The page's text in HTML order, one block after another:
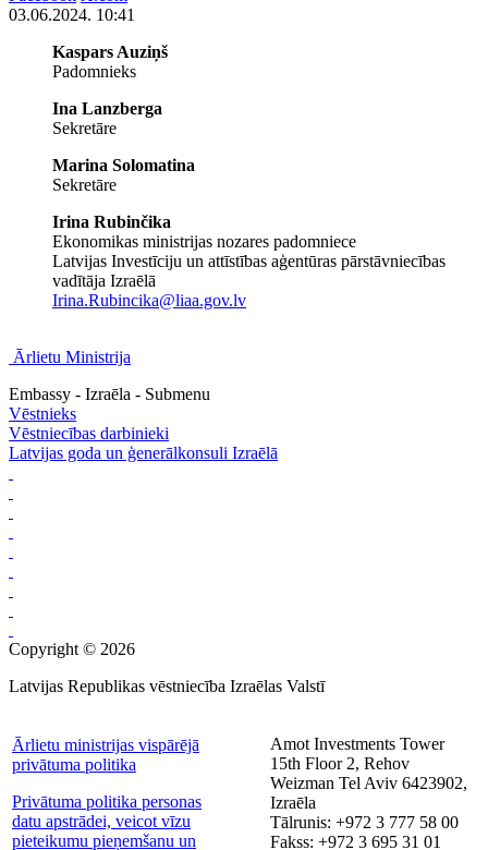
03.06.2024. 10:41
Kaspars Auziņš
Padomnieks
Ina Lanzberga
Sekretāre
Marina Solomatina
Sekretāre
Irina Rubinčika
Ekonomikas ministrijas nozares padomniece
Latvijas Investīciju un attīstības aģentūras pārstāvniecības
vadītāja Izraēlā
Irina.Rubincika@liaa.gov.lv
Ārlietu Ministrija
Embassy - Izraēla - Submenu
Vēstnieks
Vēstniecības darbinieki
Latvijas goda un ģenerālkonsuli Izraēlā
Copyright © 2026
Latvijas Republikas vēstniecība Izraēlas Valstī
Ārlietu ministrijas vispārējā
privātuma politika
Privātuma politika personas
datu apstrādei, veicot vīzu
pieteikumu pieņemšanu un
Amot Investments Tower
15th Floor 2, Rehov
Weizman Tel Aviv 6423902,
Izraēla
Tālrunis: +972 3 777 58 00
Fakss: +972 3 695 31 01